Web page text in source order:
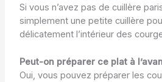
Si vous n’avez pas de cuillère
simplement une petite cuillère
délicatement l’intérieur des
Peut-on préparer ce plat à
Oui, vous pouvez préparer les